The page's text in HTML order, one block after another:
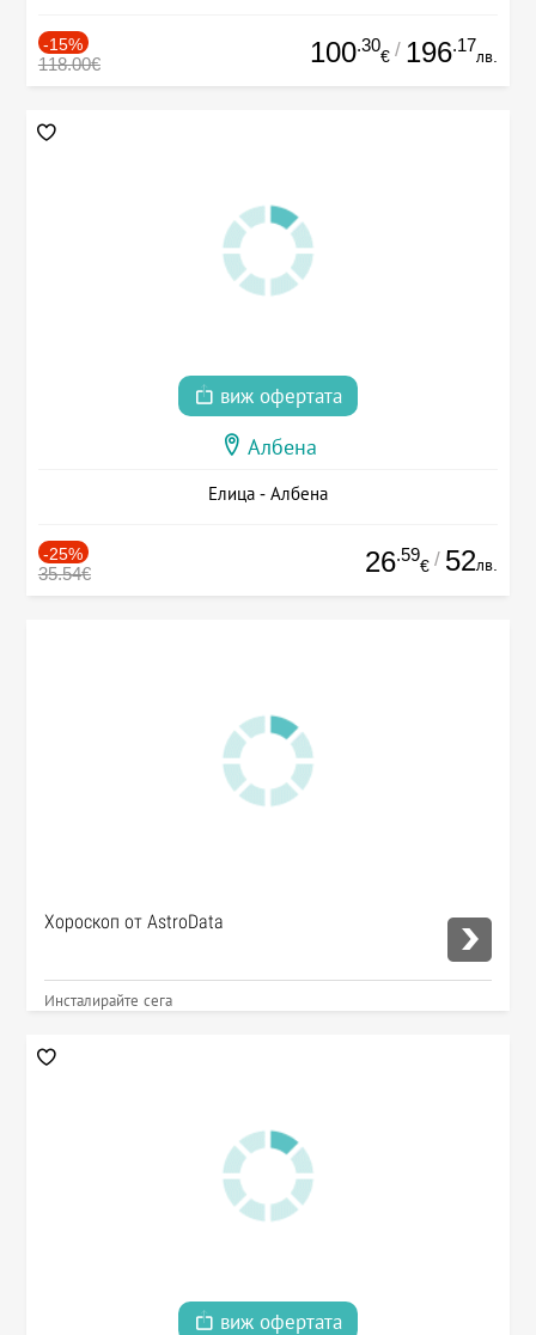
-15%
118.00€ 100.30
€ / 196.17
лв.
виж офертата
Албена
Елица - Албена
-25%
35.54€ 26.59
€ / 52лв.
Хороскоп от AstroData
Инсталирайте сега
виж офертата